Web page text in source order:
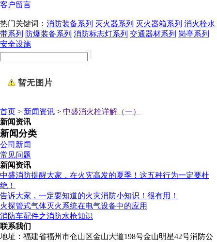
客户留言
热门关键词： 消防装备系列 灭火器系列 灭火器箱系列 消火栓水
带系列 防爆装备系列 消防标志灯系列 交通器材系列 岗亭系列
安全设施
首页 > 新闻资讯 > 中盛消火栓详解（一）
新闻资讯
新闻分类
公司新闻
常见问题
新闻资讯
中盛消防提醒大家，在火灾高发的夏季！这五种行为一定要杜
绝！
告诉大家，一定要知道的火灾消防小知识！很有用！
火探管式气体灭火系统在电气设备中的应用
消防车配件之消防水枪知识
联系我们
地址：福建省福州市仓山区金山大道198号金山明星42号消防公